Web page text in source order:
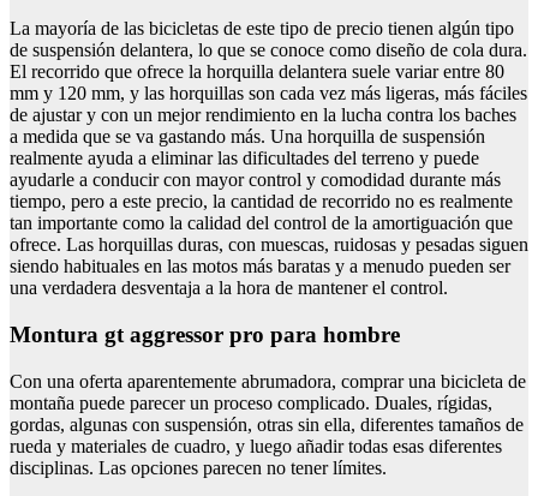
La mayoría de las bicicletas de este tipo de precio tienen algún tipo
de suspensión delantera, lo que se conoce como diseño de cola dura.
El recorrido que ofrece la horquilla delantera suele variar entre 80
mm y 120 mm, y las horquillas son cada vez más ligeras, más fáciles
de ajustar y con un mejor rendimiento en la lucha contra los baches
a medida que se va gastando más. Una horquilla de suspensión
realmente ayuda a eliminar las dificultades del terreno y puede
ayudarle a conducir con mayor control y comodidad durante más
tiempo, pero a este precio, la cantidad de recorrido no es realmente
tan importante como la calidad del control de la amortiguación que
ofrece. Las horquillas duras, con muescas, ruidosas y pesadas siguen
siendo habituales en las motos más baratas y a menudo pueden ser
una verdadera desventaja a la hora de mantener el control.
Montura gt aggressor pro para hombre
Con una oferta aparentemente abrumadora, comprar una bicicleta de
montaña puede parecer un proceso complicado. Duales, rígidas,
gordas, algunas con suspensión, otras sin ella, diferentes tamaños de
rueda y materiales de cuadro, y luego añadir todas esas diferentes
disciplinas. Las opciones parecen no tener límites.